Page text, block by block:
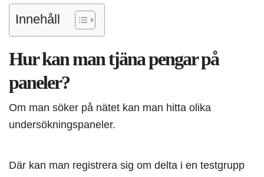
Innehåll
Hur kan man tjäna pengar på
paneler?
Om man söker på nätet kan man hitta olika
undersökningspaneler.
Där kan man registrera sig om delta i en testgrupp